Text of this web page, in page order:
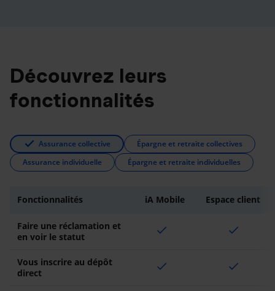
Découvrez leurs
fonctionnalités
Assurance collective
Épargne et retraite collectives
Assurance individuelle
Épargne et retraite individuelles
Fonctionnalités iA Mobile Espace client
Faire une réclamation et
en voir le statut
check check
Vous inscrire au dépôt
direct
check check